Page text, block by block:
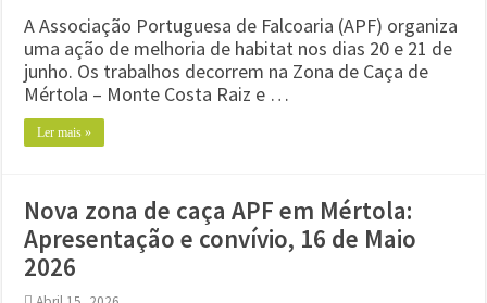
A Associação Portuguesa de Falcoaria (APF) organiza
uma ação de melhoria de habitat nos dias 20 e 21 de
junho. Os trabalhos decorrem na Zona de Caça de
Mértola – Monte Costa Raiz e …
Ler mais »
Nova zona de caça APF em Mértola:
Apresentação e convívio, 16 de Maio
2026